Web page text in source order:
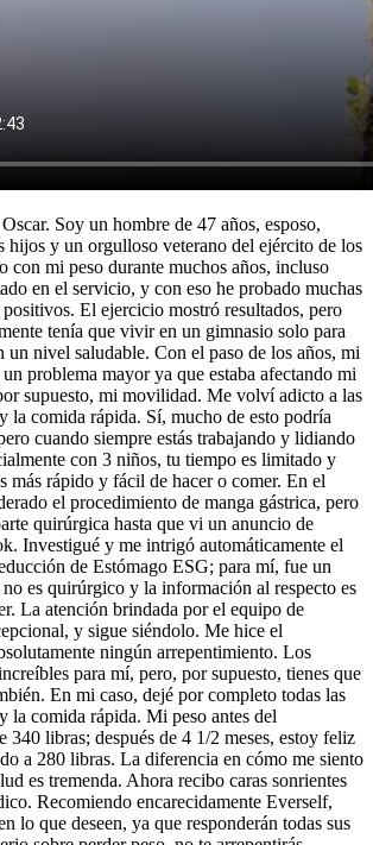
Soy un hombre de 47 años, esposo,
hijos y un orgulloso veterano del ejército de los
con mi peso durante muchos años, incluso
en el servicio, y con eso he probado muchas
positivos. El ejercicio mostró resultados, pero
tenía que vivir en un gimnasio solo para
un nivel saludable. Con el paso de los años, mi
problema mayor ya que estaba afectando mi
supuesto, mi movilidad. Me volví adicto a las
la comida rápida. Sí, mucho de esto podría
cuando siempre estás trabajando y lidiando
con 3 niños, tu tiempo es limitado y
más rápido y fácil de hacer o comer. En el
el procedimiento de manga gástrica, pero
quirúrgica hasta que vi un anuncio de
Investigué y me intrigó automáticamente el
de Estómago ESG; para mí, fue un
es quirúrgico y la información al respecto es
La atención brindada por el equipo de
y sigue siéndolo. Me hice el
ningún arrepentimiento. Los
para mí, pero, por supuesto, tienes que
En mi caso, dejé por completo todas las
la comida rápida. Mi peso antes del
340 libras; después de 4 1/2 meses, estoy feliz
a 280 libras. La diferencia en cómo me siento
es tremenda. Ahora recibo caras sonrientes
Recomiendo encarecidamente Everself,
lo que deseen, ya que responderán todas sus